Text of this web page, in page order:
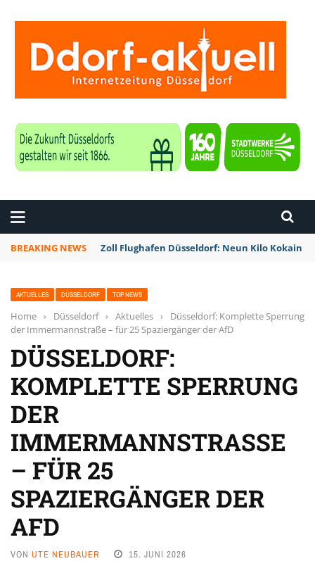
BREAKING NEWS Düsseldorf: Alles was zwei Räder hat ist am
AKTUELLES DÜSSELDORF TOP NEWS
Home › Düsseldorf › Aktuelles ›
Düsseldorf: Komplette Sperrung
der Immermannstraße – für 25 Spaziergänger der AfD
DÜSSELDORF:
KOMPLETTE SPERRUNG
DER
IMMERMANNSTRASSE –
FÜR 25 S
PAZIERGÄNGER DER A
FD
VON UTE NEUBAUER 15. JUNI 2026